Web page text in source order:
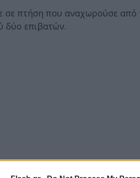
σε πτήση που αναχωρούσε
δύο επιβατών.